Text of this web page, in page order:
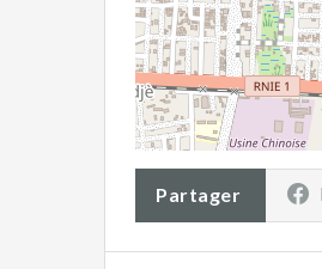
Partager